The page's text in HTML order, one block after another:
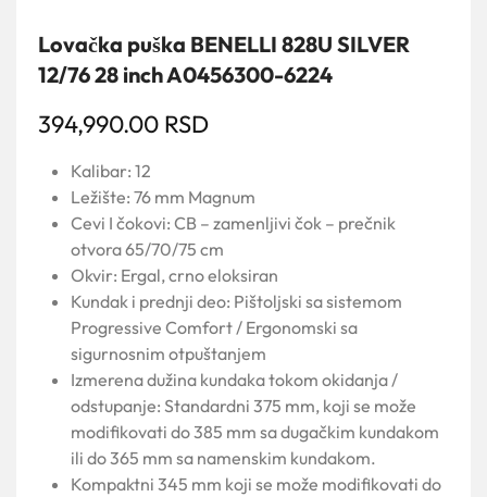
Lovačka puška BENELLI 828U SILVER
12/76 28 inch A0456300-6224
394,990.00 RSD
Kalibar: 12
Ležište: 76 mm Magnum
Cevi I čokovi: CB – zamenljivi čok – prečnik
otvora 65/70/75 cm
Okvir: Ergal, crno eloksiran
Kundak i prednji deo: Pištoljski sa sistemom
Progressive Comfort / Ergonomski sa
sigurnosnim otpuštanjem
Izmerena dužina kundaka tokom okidanja /
odstupanje: Standardni 375 mm, koji se može
modifikovati do 385 mm sa dugačkim kundakom
ili do 365 mm sa namenskim kundakom.
Kompaktni 345 mm koji se može modifikovati do